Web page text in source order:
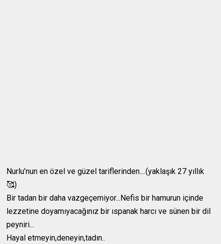
Nurlu’nun en özel ve güzel tariflerinden....(yaklaşık 27 yıllık
🥰)
Bir tadan bir daha vazgeçemiyor...Nefis bir hamurun içinde
lezzetine doyamıyacağınız bir ıspanak harcı ve sünen bir dil
peyniri...
Hayal etmeyin,deneyin,tadın..